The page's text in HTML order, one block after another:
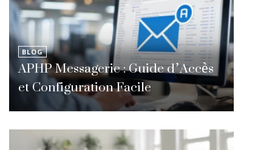
BLOG
APHP Messagerie : Guide d’Accès
et Configuration Facile